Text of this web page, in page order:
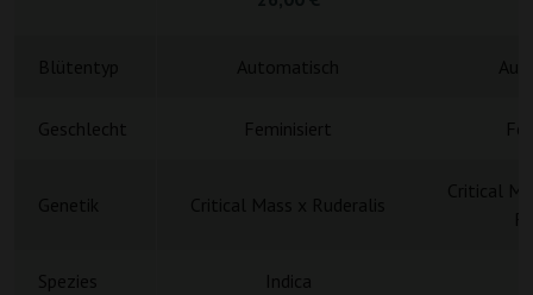
Geschlecht Feminisiert
Spezies Indica